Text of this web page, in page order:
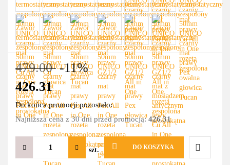
479.00 -11%
426.31
Do końca promocji pozostało:
Najniższa cena z 30 dni przed promocją:426.31
szt. DO KOSZYKA